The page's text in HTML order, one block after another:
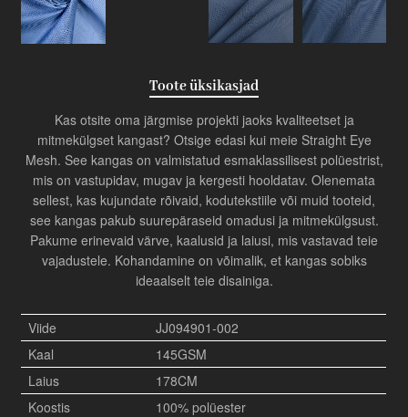
Toote üksikasjad
Kas otsite oma järgmise projekti jaoks kvaliteetset ja
mitmekülgset kangast? Otsige edasi kui meie Straight Eye
Mesh. See kangas on valmistatud esmaklassilisest polüestrist,
mis on vastupidav, mugav ja kergesti hooldatav. Olenemata
sellest, kas kujundate rõivaid, kodutekstiile või muid tooteid,
see kangas pakub suurepäraseid omadusi ja mitmekülgsust.
Pakume erinevaid värve, kaalusid ja laiusi, mis vastavad teie
vajadustele. Kohandamine on võimalik, et kangas sobiks
ideaalselt teie disainiga.
Viide
JJ094901-002
Kaal
145GSM
Laius
178CM
Koostis
100% polüester